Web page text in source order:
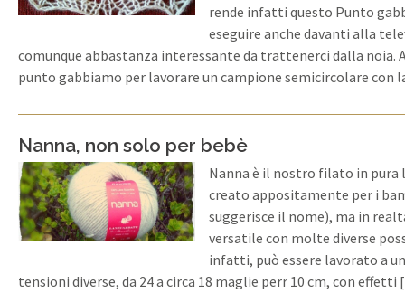
rende infatti questo Punto
eseguire anche davanti alla
comunque abbastanza interessante da trattenerci dalla noia.
punto gabbiamo per lavorare un campione semicircolare
Nanna, non solo per bebè
Nanna è il nostro filato in pura
creato appositamente per i
suggerisce il nome), ma in
versatile con molte diverse
infatti, può essere lavorato a
tensioni diverse, da 24 a circa 18 maglie perr 10 cm, con